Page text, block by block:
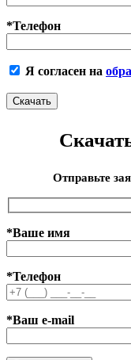
*Телефон
Я согласен на
Отправьте
*Ваше имя
*Телефон
*Ваш e-mail